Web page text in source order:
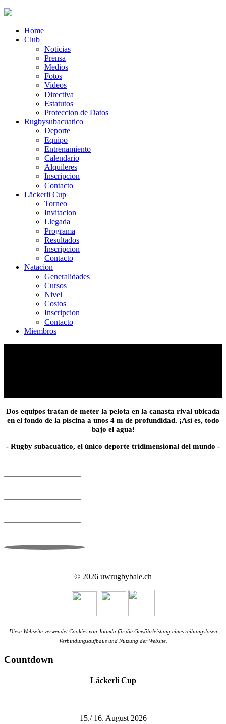
Home
Club
Noticias
Prensa
Medios
Fotos
Videos
Directiva
Estatutos
Proteccion de Datos
Rugbysubacuatico
Deporte
Equipo
Entrenamiento
Calendario
Alquileres
Inscripcion
Contacto
Läckerli Cup
Torneo
Invitacion
Llegada
Programa
Resultados
Inscripcion
Contacto
Natacion
Generalidades
Cursos
Nivel
Costos
Inscripcion
Contacto
Miembros
Dos equipos tratan de meter la pelota en la canasta rival ubicada
en el fondo de la piscina a unos 4 m de profundidad. ¡Así es, todo
bajo el agua!
- Rugby subacuático, el único deporte tridimensional del mundo -
© 2026 uwrugbybale.ch
Diese Webseite verwendet Cookies von Joomla für die Gewährleistung eines reibungslosen
Verbindungsaufbaus und Nutzung der Website.
Countdown
Läckerli Cup
15./ 16. August 2026